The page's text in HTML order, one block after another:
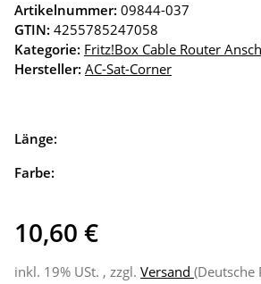
Artikelnummer: 09844-037
GTIN: 4255785247058
Kategorie: Fritz!Box Cable Router
Hersteller: AC-Sat-Corner
Länge:
Farbe:
10,60 €
inkl. 19% USt. , zzgl. Versand (Deutsche